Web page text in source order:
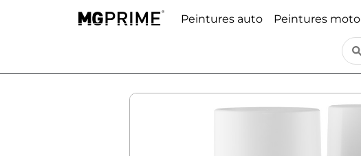
Peintures auto Peintures moto